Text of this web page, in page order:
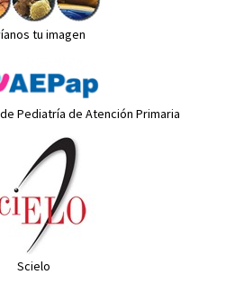
tu imagen
Pediatría de Atención Primaria
Scielo